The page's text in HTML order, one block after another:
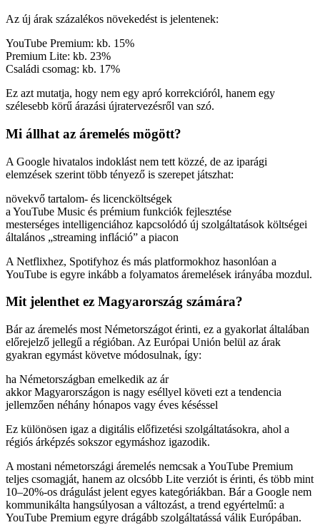
Az új árak százalékos növekedést is jelentenek:
YouTube Premium: kb. 15%
Premium Lite: kb. 23%
Családi csomag: kb. 17%
Ez azt mutatja, hogy nem egy apró korrekcióról, hanem egy
szélesebb körű árazási újratervezésről van szó.
Mi állhat az áremelés mögött?
A Google hivatalos indoklást nem tett közzé, de az iparági
elemzések szerint több tényező is szerepet játszhat:
növekvő tartalom- és licencköltségek
a YouTube Music és prémium funkciók fejlesztése
mesterséges intelligenciához kapcsolódó új szolgáltatások költségei
általános „streaming infláció” a piacon
A Netflixhez, Spotifyhoz és más platformokhoz hasonlóan a
YouTube is egyre inkább a folyamatos áremelések irányába mozdul.
Mit jelenthet ez Magyarország számára?
Bár az áremelés most Németországot érinti, ez a gyakorlat általában
előrejelző jellegű a régióban. Az Európai Unión belül az árak
gyakran egymást követve módosulnak, így:
ha Németországban emelkedik az ár
akkor Magyarországon is nagy eséllyel követi ezt a tendencia
jellemzően néhány hónapos vagy éves késéssel
Ez különösen igaz a digitális előfizetési szolgáltatásokra, ahol a
régiós árképzés sokszor egymáshoz igazodik.
A mostani németországi áremelés nemcsak a YouTube Premium
teljes csomagját, hanem az olcsóbb Lite verziót is érinti, és több mint
10–20%-os drágulást jelent egyes kategóriákban. Bár a Google nem
kommunikálta hangsúlyosan a változást, a trend egyértelmű: a
YouTube Premium egyre drágább szolgáltatássá válik Európában.